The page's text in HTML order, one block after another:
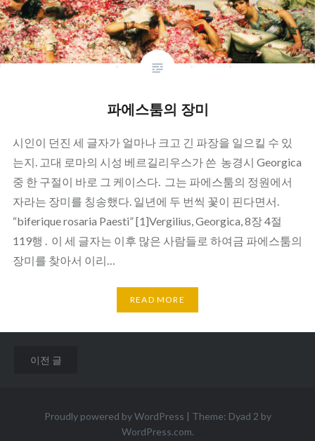
파에스툼의 장미
시인이 던진 세 글자가 얼마나 크고 긴 파장을 일으킬 수 있
는지. 고대 로마의 시성 베르길리우스가 쓴 농경시 Georgica
중 한 구절이 바로 그 케이스다. 그는 파에스툼의 정원에서
자라는 장미를 칭송했다. 일년에 두 번씩 꽃이 핀다면서.
“biferique rosaria Paesti” [1]Vergilius, Georgica, 8장 4절
119행 . 이 세 글자는 이후 많은 사람들로 하여금 파에스툼의
장미를 찾아서 이리…
READ MORE
글이전 글
Proudly powered by WordPress | Theme: Dyad 2 by
WordPress.com.